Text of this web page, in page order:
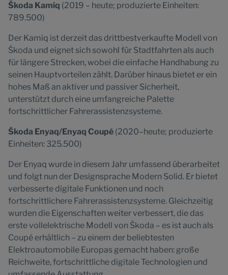
Škoda Kamiq (2019 – heute; produzierte Einheiten:
789.500)
Der Kamiq ist derzeit das drittbestverkaufte Modell von
Škoda und eignet sich sowohl für Stadtfahrten als auch
für längere Strecken, wobei die einfache Handhabung zu
seinen Hauptvorteilen zählt. Darüber hinaus bietet er ein
hohes Maß an aktiver und passiver Sicherheit,
unterstützt durch eine umfangreiche Palette
fortschrittlicher Fahrerassistenzsysteme.
Škoda Enyaq/Enyaq Coupé (2020–heute; produzierte
Einheiten: 325.500)
Der Enyaq wurde in diesem Jahr umfassend überarbeitet
und folgt nun der Designsprache Modern Solid. Er bietet
verbesserte digitale Funktionen und noch
fortschrittlichere Fahrerassistenzsysteme. Gleichzeitig
wurden die Eigenschaften weiter verbessert, die das
erste vollelektrische Modell von Škoda – es ist auch als
Coupé erhältlich – zu einem der beliebtesten
Elektroautomobile Europas gemacht haben: große
Reichweite, fortschrittliche digitale Technologien und